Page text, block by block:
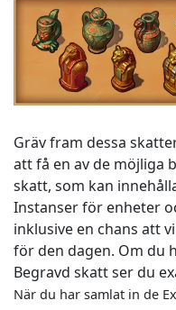
Gräv fram dessa
att få en av de möjliga
skatt, som kan
Instanser för enheter
inklusive en chans att
för den dagen. Om du
Begravd skatt ser du
När du har samlat in de